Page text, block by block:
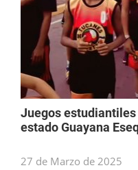
Juegos
estado Guayana
27 de Marzo de 2025